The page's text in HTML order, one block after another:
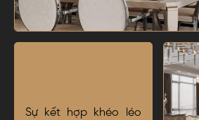
Sự kết hợp khéo léo